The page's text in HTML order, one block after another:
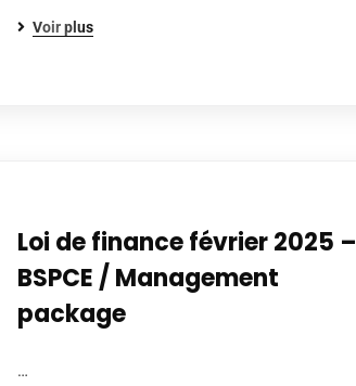
Voir plus
Loi de finance février 2025 –
BSPCE / Management
package
…